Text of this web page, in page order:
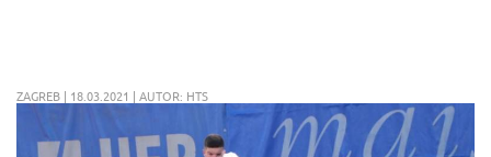
ZAGREB | 18.03.2021 | AUTOR: HTS